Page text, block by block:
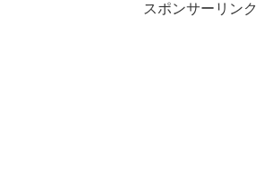
スポンサーリンク